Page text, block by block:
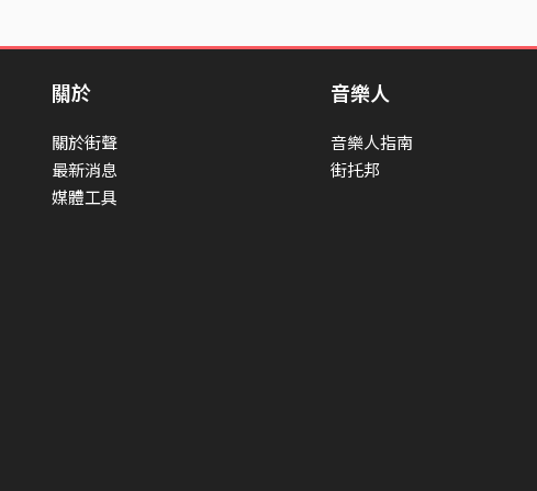
關於
關於街聲
最新消息
媒體工具
音樂人
音樂人指南
街托邦